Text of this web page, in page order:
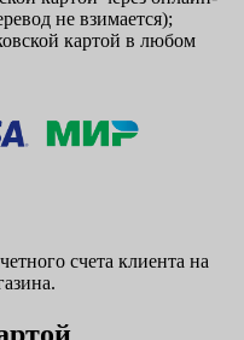
не взимается);
картой в любом
счета клиента на